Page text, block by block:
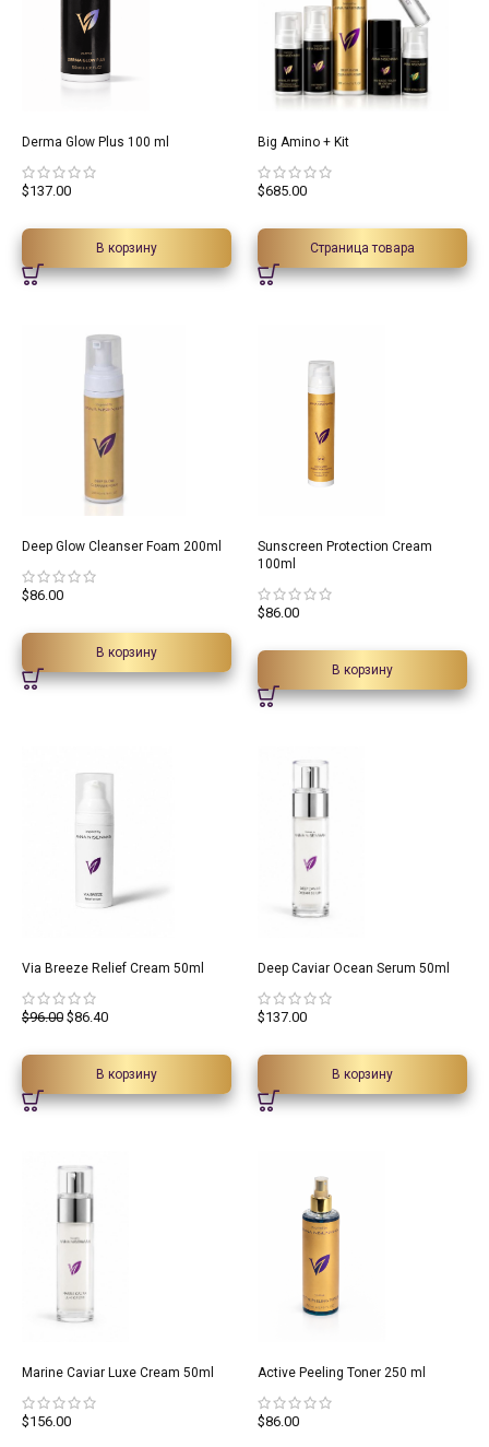
Derma Glow Plus 100 ml
$137.00
В корзину
Big Amino + Kit
$685.00
Страница товара
Deep Glow Cleanser Foam 200ml
$86.00
В корзину
Sunscreen Protection Cream
100ml
$86.00
В корзину
10%
Via Breeze Relief Cream 50ml
$96.00 $86.40
В корзину
Deep Caviar Ocean Serum 50ml
$137.00
В корзину
Marine Caviar Luxe Cream 50ml
$156.00
Active Peeling Toner 250 ml
$86.00